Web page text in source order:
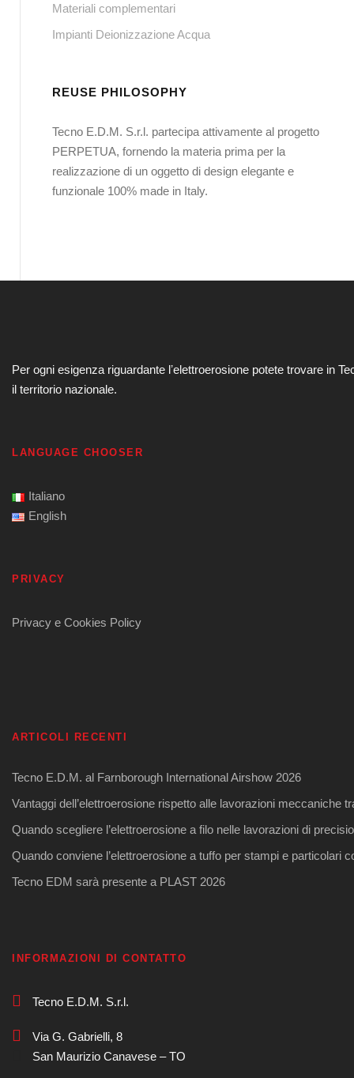
Materiali complementari
Impianti Deionizzazione Acqua
REUSE PHILOSOPHY
Tecno E.D.M. S.r.l. partecipa attivamente al progetto
PERPETUA, fornendo la materia prima per la
realizzazione di un oggetto di design elegante e
funzionale 100% made in Italy.
Per ogni esigenza riguardante lʼelettroerosione potete trovare in
il territorio nazionale.
LANGUAGE CHOOSER
Italiano
English
PRIVACY
Privacy e Cookies Policy
ARTICOLI RECENTI
Tecno E.D.M. al Farnborough International Airshow 2026
Vantaggi dell’elettroerosione rispetto alle lavorazioni meccaniche
Quando scegliere l’elettroerosione a filo nelle lavorazioni di
Quando conviene l’elettroerosione a tuffo per stampi e particolari
Tecno EDM sarà presente a PLAST 2026
INFORMAZIONI DI CONTATTO
Tecno E.D.M. S.r.l.
Via G. Gabrielli, 8
San Maurizio Canavese – TO